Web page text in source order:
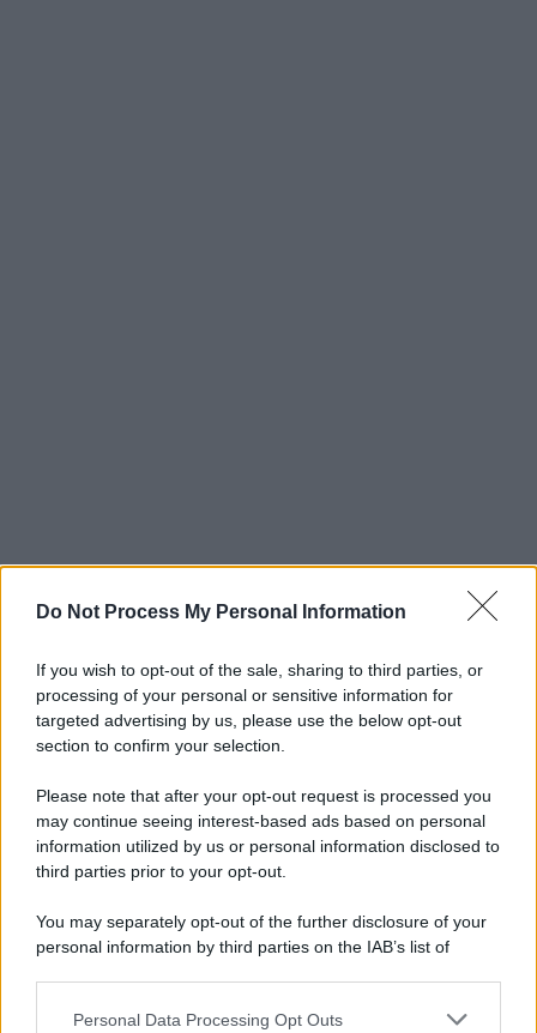
Do Not Process My Personal Information
If you wish to opt-out of the sale, sharing to third parties, or
processing of your personal or sensitive information for
targeted advertising by us, please use the below opt-out
section to confirm your selection.
Please note that after your opt-out request is processed you
may continue seeing interest-based ads based on personal
information utilized by us or personal information disclosed to
third parties prior to your opt-out.
You may separately opt-out of the further disclosure of your
personal information by third parties on the IAB’s list of
This information may also be disclosed by us to third parties
Personal Data Processing Opt Outs